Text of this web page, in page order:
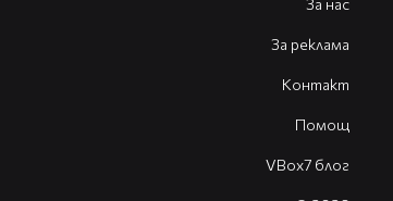
За нас
За реклама
Контакт
Помощ
VBox7 блог